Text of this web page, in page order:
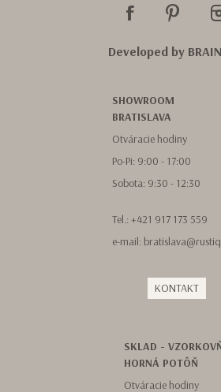
Developed by
SHOWROOM
BRATISLAVA
Otváracie hodiny
Po-Pi: 9:00 - 17:00
Sobota: 9:30 - 12:30
Tel.: +421 917 173 559
e-mail:
KONTAKT
SKLAD -
HORNÁ POTÔŇ
Otváracie hodiny